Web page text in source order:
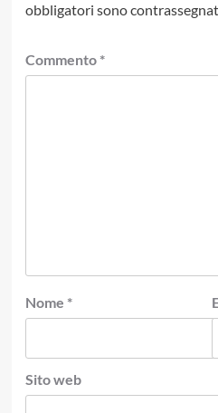
obbligatori sono
Commento *
Nome *
Sito web